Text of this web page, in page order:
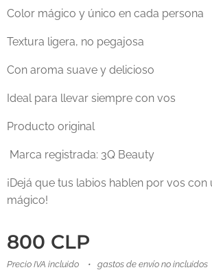
Color mágico y único en cada persona
Textura ligera, no pegajosa
Con aroma suave y delicioso
Ideal para llevar siempre con vos
Producto original
Marca registrada: 3Q Beauty
¡Dejá que tus labios hablen por vos con
mágico!
800 CLP
Precio IVA incluido gastos de envío no incluidos